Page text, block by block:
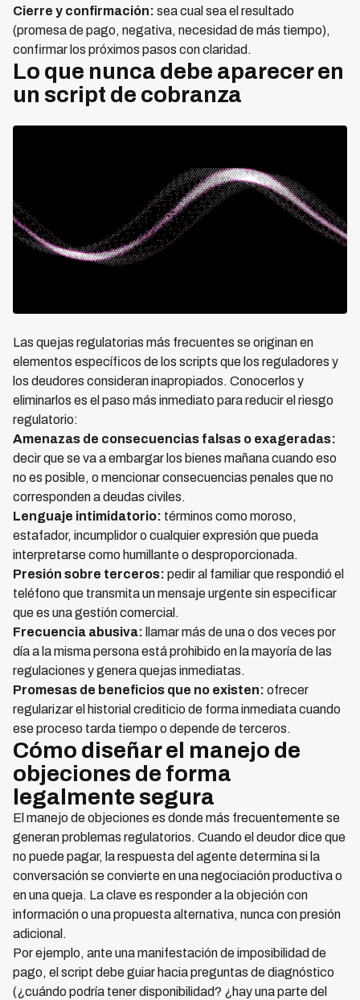
Cierre y confirmación: sea cual sea el resultado
(promesa de pago, negativa, necesidad de más tiempo),
confirmar los próximos pasos con claridad.
Lo que nunca debe aparecer en
un script de cobranza
Las quejas regulatorias más frecuentes se originan en
elementos específicos de los scripts que los reguladores y
los deudores consideran inapropiados. Conocerlos y
eliminarlos es el paso más inmediato para reducir el riesgo
regulatorio:
Amenazas de consecuencias falsas o exageradas:
decir que se va a embargar los bienes mañana cuando eso
no es posible, o mencionar consecuencias penales que no
corresponden a deudas civiles.
Lenguaje intimidatorio: términos como moroso,
estafador, incumplidor o cualquier expresión que pueda
interpretarse como humillante o desproporcionada.
Presión sobre terceros: pedir al familiar que respondió el
teléfono que transmita un mensaje urgente sin especificar
que es una gestión comercial.
Frecuencia abusiva: llamar más de una o dos veces por
día a la misma persona está prohibido en la mayoría de las
regulaciones y genera quejas inmediatas.
Promesas de beneficios que no existen: ofrecer
regularizar el historial crediticio de forma inmediata cuando
ese proceso tarda tiempo o depende de terceros.
Cómo diseñar el manejo de
objeciones de forma
legalmente segura
El manejo de objeciones es donde más frecuentemente se
generan problemas regulatorios. Cuando el deudor dice que
no puede pagar, la respuesta del agente determina si la
conversación se convierte en una negociación productiva o
en una queja. La clave es responder a la objeción con
información o una propuesta alternativa, nunca con presión
adicional.
Por ejemplo, ante una manifestación de imposibilidad de
pago, el script debe guiar hacia preguntas de diagnóstico
(¿cuándo podría tener disponibilidad? ¿hay una parte del